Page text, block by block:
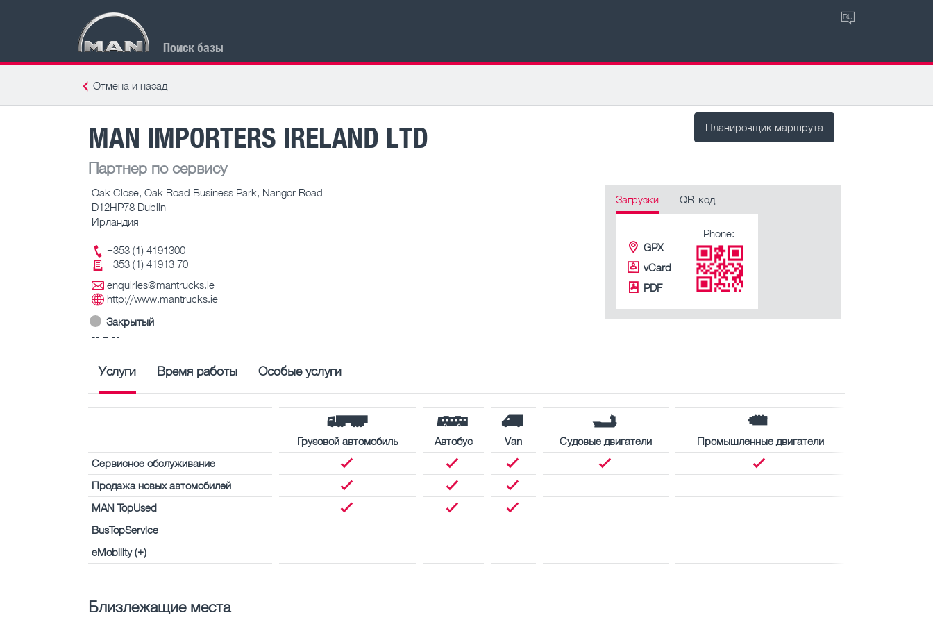
Поиск базы
RU
Отмена и назад
Планировщик маршрута
MAN IMPORTERS IRELAND LTD
Партнер по сервису
Oak Close, Oak Road Business Park, Nangor Road
D12HP78 Dublin
Ирландия
+353 (1) 4191300
+353 (1) 41913 70
enquiries@mantrucks.ie
http://www.mantrucks.ie
Закрытый
-- – --
Загрузки QR-код
GPX
vCard
PDF
Phone:
Услуги Время работы Особые услуги
Грузовой автомобиль Автобус Van Судовые двигатели
Промышленные двигатели
Сервисное обслуживание
Продажа новых автомобилей
MAN TopUsed
BusTopService
eMobility (+)
Близлежащие места